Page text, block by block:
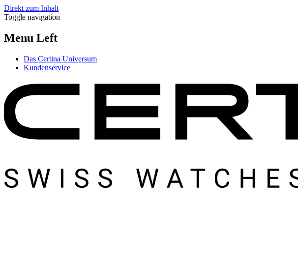
Direkt zum Inhalt
Toggle navigation
Menu Left
Das Certina Universum
Kundenservice